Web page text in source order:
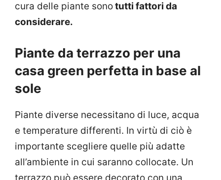
cura delle piante sonotutti fattori da
considerare.
Piante da terrazzo per una
casa green perfetta in base al
sole
Piante diverse necessitano di luce, acqua
e temperature differenti. In virtù di ciò è
importante scegliere quelle più adatte
all’ambiente in cui saranno collocate. Un
terrazzo può essere decorato con una